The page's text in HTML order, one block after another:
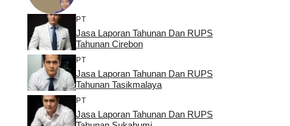
PT
Jasa Laporan Tahunan Dan RUPS
Tahunan Cirebon
PT
Jasa Laporan Tahunan Dan RUPS
Tahunan Tasikmalaya
PT
Jasa Laporan Tahunan Dan RUPS